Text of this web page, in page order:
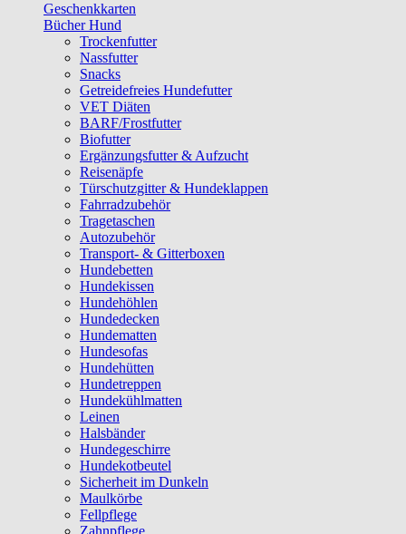
Geschenkkarten
Bücher Hund
Trockenfutter
Nassfutter
Snacks
Getreidefreies Hundefutter
VET Diäten
BARF/Frostfutter
Biofutter
Ergänzungsfutter & Aufzucht
Reisenäpfe
Türschutzgitter & Hundeklappen
Fahrradzubehör
Tragetaschen
Autozubehör
Transport- & Gitterboxen
Hundebetten
Hundekissen
Hundehöhlen
Hundedecken
Hundematten
Hundesofas
Hundehütten
Hundetreppen
Hundekühlmatten
Leinen
Halsbänder
Hundegeschirre
Hundekotbeutel
Sicherheit im Dunkeln
Maulkörbe
Fellpflege
Zahnpflege